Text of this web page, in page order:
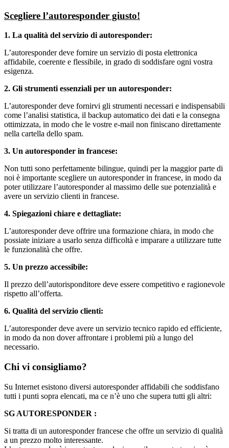
Scegliere l’autoresponder giusto!
1. La qualità del servizio di autoresponder:
L’autoresponder deve fornire un servizio di posta elettronica
affidabile, coerente e flessibile, in grado di soddisfare ogni vostra
esigenza.
2. Gli strumenti essenziali per un autoresponder:
L’autoresponder deve fornirvi gli strumenti necessari e indispensabili
come l’analisi statistica, il backup automatico dei dati e la consegna
ottimizzata, in modo che le vostre e-mail non finiscano direttamente
nella cartella dello spam.
3. Un autoresponder in francese:
Non tutti sono perfettamente bilingue, quindi per la maggior parte di
noi è importante scegliere un autoresponder in francese, in modo da
poter utilizzare l’autoresponder al massimo delle sue potenzialità e
avere un servizio clienti in francese.
4. Spiegazioni chiare e dettagliate:
L’autoresponder deve offrire una formazione chiara, in modo che
possiate iniziare a usarlo senza difficoltà e imparare a utilizzare tutte
le funzionalità che offre.
5. Un prezzo accessibile:
Il prezzo dell’autorisponditore deve essere competitivo e ragionevole
rispetto all’offerta.
6. Qualità del servizio clienti:
L’autoresponder deve avere un servizio tecnico rapido ed efficiente,
in modo da non dover affrontare i problemi più a lungo del
necessario.
Chi vi consigliamo?
Su Internet esistono diversi autoresponder affidabili che soddisfano
tutti i punti sopra elencati, ma ce n’è uno che supera tutti gli altri:
SG AUTORESPONDER :
Si tratta di un autoresponder francese che offre un servizio di qualità
a un prezzo molto interessante.